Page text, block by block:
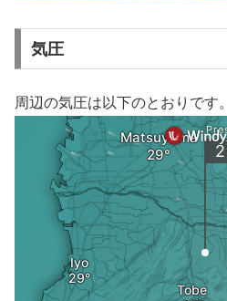
気圧
周辺の気圧は以下のとおりです。